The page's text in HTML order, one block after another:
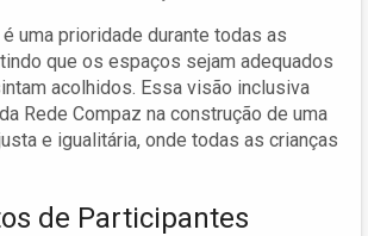
uma prioridade durante todas as
que os espaços sejam adequados
acolhidos. Essa visão inclusiva
Rede Compaz na construção de uma
e igualitária, onde todas as crianças
de Participantes